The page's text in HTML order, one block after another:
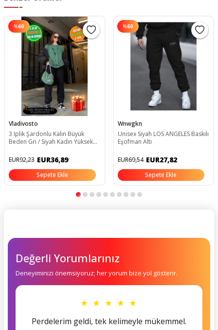
%60
Vladivosto
3 Iplik Şardonlu Kalın Büyük
Beden Gri / Siyah Kadın Yüksek
EUR92,23 EUR36,89
Sepete Ekle
%60
Wnwgkn
Unisex Siyah LOS ANGELES Baskılı
Eşofman Altı
EUR69,54 EUR27,82
Sepete Ekle
Değerli Yorumlarınız
Deneyiminizi önemsiyoruz; her yorum bize yol gösterir.
★ ★ ★ ★ ★
Perdelerim geldi, tek kelimeyle mükemmel.